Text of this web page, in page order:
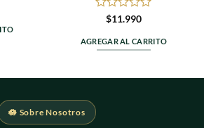
Valorado
0
de
$11.990
AGREGAR AL CARRITO
🪷 Sobre Nosotros